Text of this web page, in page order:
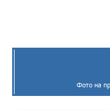
Фото на